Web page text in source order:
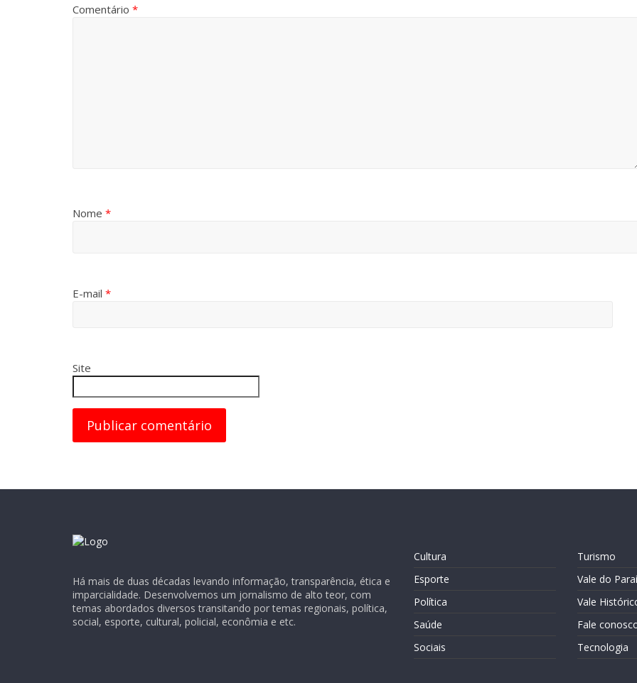
Comentário *
Nome *
E-mail *
Site
Há mais de duas décadas levando informação, transparência, ética e
imparcialidade. Desenvolvemos um jornalismo de alto teor, com
temas abordados diversos transitando por temas regionais, política,
social, esporte, cultural, policial, econômia e etc.
Cultura
Esporte
Política
Saúde
Sociais
Turismo
Vale do
Vale
Fale
Tecnologia